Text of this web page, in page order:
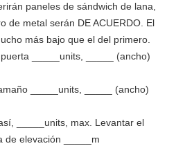
paneles de sándwich de lana,
de metal serán DE ACUERDO . El
más bajo que el del primero.
_____units, _____ (ancho)
_____units, _____ (ancho)
_____units, max. Levantar el
de elevación _____m